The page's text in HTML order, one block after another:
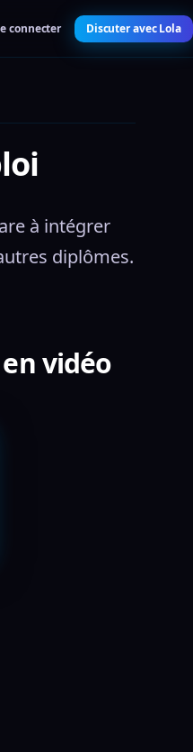
connecter Discuter avec Lola
à intégrer
diplômes.
vidéo